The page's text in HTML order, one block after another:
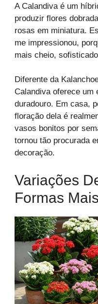
A Calandiva é um
produzir flores
rosas em miniatura.
me impressionou,
mais cheio,
Diferente da
Calandiva oferece um
duradouro. Em casa,
floração dela é
vasos bonitos por
tornou tão procurada
decoração.
Variações
Formas